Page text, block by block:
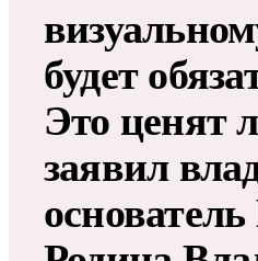
будет
Это ценят
заявил